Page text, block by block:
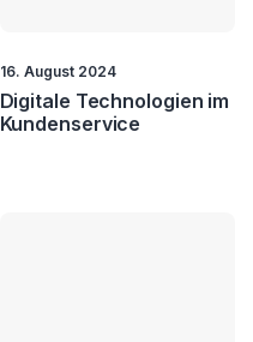
16. August 2024
Digitale Technologien im
Kundenservice